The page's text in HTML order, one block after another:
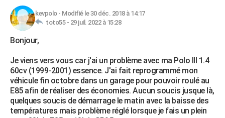
Retraite
Impôts
Epargne
Immobilier
Risques naturels par ville
Banque
Assurance
Crédit
AUTO
Essais
Réserver un essai
Citadines
Berlines
SUV
Forum auto
HIGH-TECH
Forum
Aménagement intérieur
Extérieur
Cuisine
Salle de bains
Jardinage
Rangement
WEEK-END
Guides de France
Escapades
Patrimoine
Expositions
Musées
Week-end nature
+LIFESTYLE
Art de vivre
Bien-être
Loisirs
Mode
Modes de vie
SANTE
kevpolo- Modifié le 30 déc. 2018 à 14:17
toto55 - 29 juil. 2022 à 15:28
Bonjour,
Je viens vers vous car j'ai un problème avec ma Polo III 1.4
60cv (1999-2001) essence. J'ai fait reprogrammé mon
véhicule fin octobre dans un garage pour pouvoir roulé au
E85 afin de réaliser des économies. Aucun soucis jusque là,
quelques soucis de démarrage le matin avec la baisse des
températures mais problème réglé lorsque je fais un plein